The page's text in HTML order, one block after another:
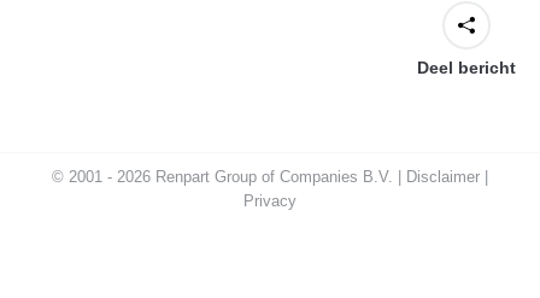
Deel bericht
© 2001 - 2026 Renpart Group of Companies B.V. | Disclaimer
Privacy